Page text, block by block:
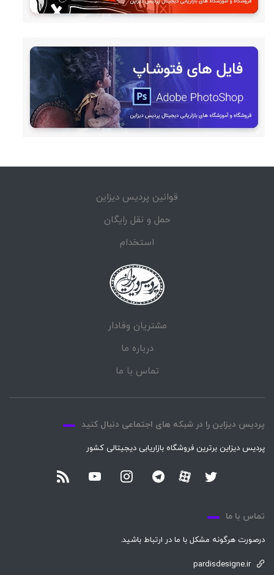
قوانین پردیس دیزاین
حمل و نقل رایگان
استخدام
مشتریان وفادار
درباره ما
تماس با ما
پردیس دیزاین را در شبکه های اجتماعی دنبال کنید
پردیس دیزاین برترین فروشگاه بازاریابی دیجیتالی کشور
تماس با ما
درصورت هرگونه مشکل با ما در ارتباط باشید.
pardisdesigne.ir